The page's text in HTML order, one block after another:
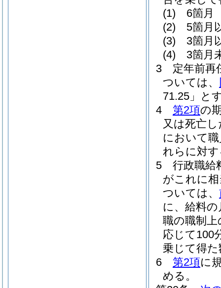
(1)
6箇月
(2)
5箇月
(3)
3箇月
(4)
3箇月
3
定年前再
ついては、
71.25」と
4
第2項の
又は死亡
において
れらに対
5
行政職給
がこれに
ついては、
に、給料
職の職制
応じて100
乗じて得
6
第2項に
める。